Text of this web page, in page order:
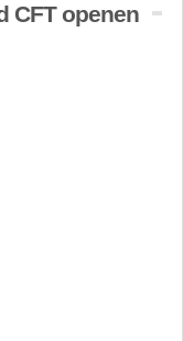
CFT openen